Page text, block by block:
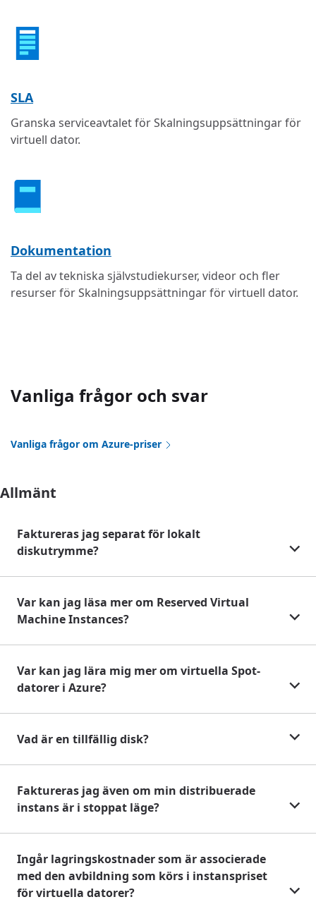
SLA
Granska serviceavtalet för Skalningsuppsättningar för
virtuell dator.
Dokumentation
Ta del av tekniska självstudiekurser, videor och fler
resurser för Skalningsuppsättningar för virtuell dator.
Vanliga frågor och svar
Vanliga frågor om Azure-priser
Allmänt
Faktureras jag separat för lokalt
diskutrymme?
Var kan jag läsa mer om Reserved Virtual
Machine Instances?
Var kan jag lära mig mer om virtuella Spot-
datorer i Azure?
Vad är en tillfällig disk?
Faktureras jag även om min distribuerade
instans är i stoppat läge?
Ingår lagringskostnader som är associerade
med den avbildning som körs i instanspriset
för virtuella datorer?